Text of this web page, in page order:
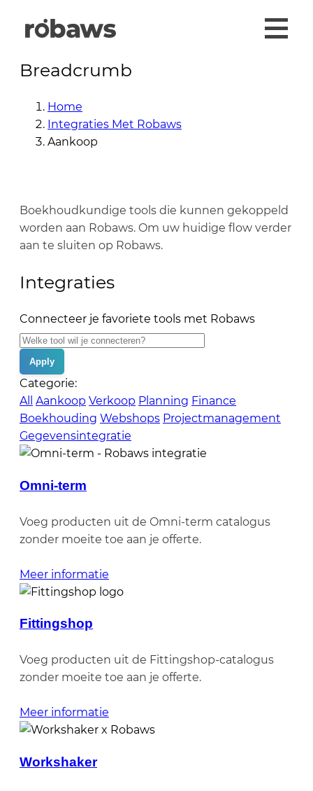
Breadcrumb
Home
Integraties Met Robaws
Aankoop
Boekhoudkundige tools die kunnen gekoppeld
worden aan Robaws. Om uw huidige flow verder
aan te sluiten op Robaws.
Integraties
Connecteer je favoriete tools met Robaws
Categorie:
All Aankoop Verkoop Planning Finance
Boekhouding Webshops Projectmanagement
Gegevensintegratie
Omni-term
Voeg producten uit de Omni-term catalogus
zonder moeite toe aan je offerte.
Meer informatie
Fittingshop
Voeg producten uit de Fittingshop-catalogus
zonder moeite toe aan je offerte.
Meer informatie
Workshaker